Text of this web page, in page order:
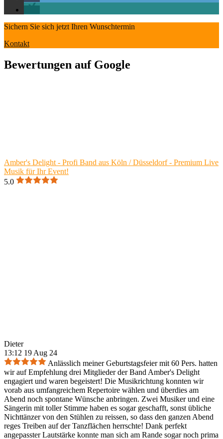
Sichern Sie sich jetzt Ihren Wunschtermin
Kontakt
Bewertungen auf Google
Amber's Delight - Profi Band aus Köln / Düsseldorf - Premium Live
Musik für Ihr Event!
5.0
Dieter
13:12 19 Aug 24
Anlässlich meiner Geburtstagsfeier mit 60 Pers. hatten
wir auf Empfehlung drei Mitglieder der Band Amber's Delight
engagiert und waren begeistert! Die Musikrichtung konnten wir
vorab aus umfangreichem Repertoire wählen und überdies am
Abend noch spontane Wünsche anbringen. Zwei Musiker und eine
Sängerin mit toller Stimme haben es sogar geschafft, sonst übliche
Nichttänzer von den Stühlen zu reissen, so dass den ganzen Abend
reges Treiben auf der Tanzflächen herrschte! Dank perfekt
angepasster Lautstärke konnte man sich am Rande sogar noch prima